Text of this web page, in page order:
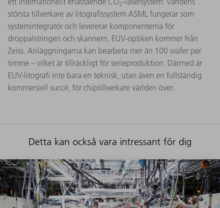
2
största tillverkare av litografissystem ASML fungerar som
systemintegratör och levererar komponenterna för
droppalstringen och skannern, EUV-optiken kommer från
Zeiss. Anläggningarna kan bearbeta mer än 100 wafer per
timme – vilket är tillräckligt för serieproduktion. Därmed är
EUV-litografi inte bara en teknisk, utan även en fullständig
kommersiell succé, för chiptillverkare världen över.
Detta kan också vara intressant för dig